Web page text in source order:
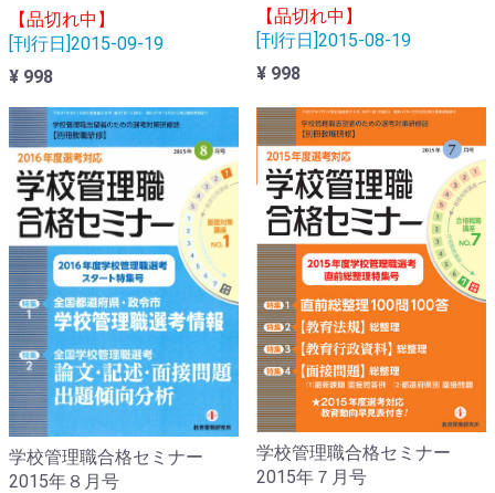
【品切れ中】
[刊行日]2015-09-19
¥ 998
【品切れ中】
[刊行日]2015-08-19
¥ 998
学校管理職合格セミナー
2015年８月号
学校管理職合格セミナー
2015年７月号